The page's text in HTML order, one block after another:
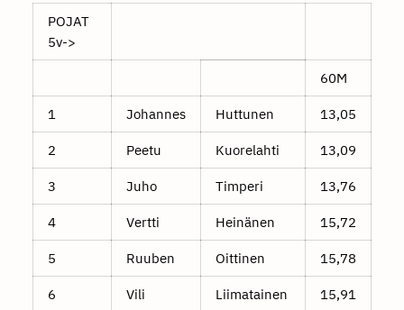
POJAT
5v->
60M
1 Johannes Huttunen 13,05
2 Peetu Kuorelahti 13,09
3 Juho Timperi 13,76
4 Vertti Heinänen 15,72
5 Ruuben Oittinen 15,78
6 Vili Liimatainen 15,91